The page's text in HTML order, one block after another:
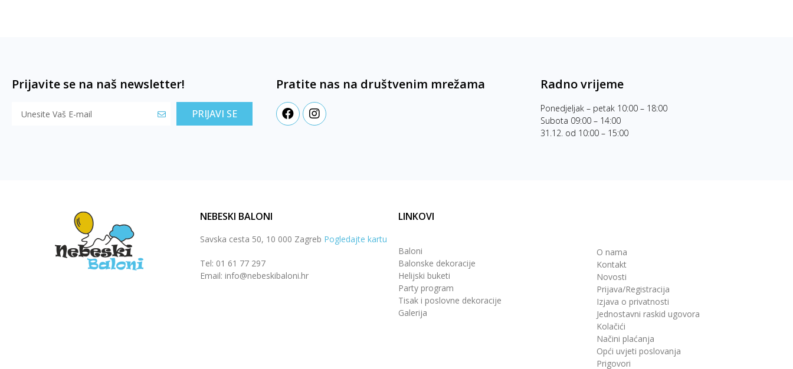
Prijavite se na naš newsletter!
PRIJAVI SE
Pratite nas na društvenim mrežama Radno vrijeme
Ponedjeljak – petak 10:00 – 18:00
Subota 09:00 – 14:00
31.12. od 10:00 – 15:00
NEBESKI BALONI
Savska cesta 50, 10 000 Zagreb Pogledajte kartu
Tel: 01 61 77 297
Email: info@nebeskibaloni.hr
LINKOVI
Baloni
Balonske dekoracije
Helijski buketi
Party program
Tisak i poslovne dekoracije
Galerija
O nama
Kontakt
Novosti
Prijava/Registracija
Izjava o privatnosti
Jednostavni raskid ugovora
Kolačići
Načini plaćanja
Opći uvjeti poslovanja
Prigovori